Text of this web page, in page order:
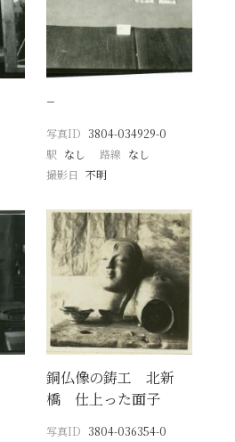
−
写真ID 3804-034929-0
駅 なし 路線 なし
撮影日 不明
銅仏像の鋳工 北新
橋 仕上った面子
写真ID 3804-036354-0